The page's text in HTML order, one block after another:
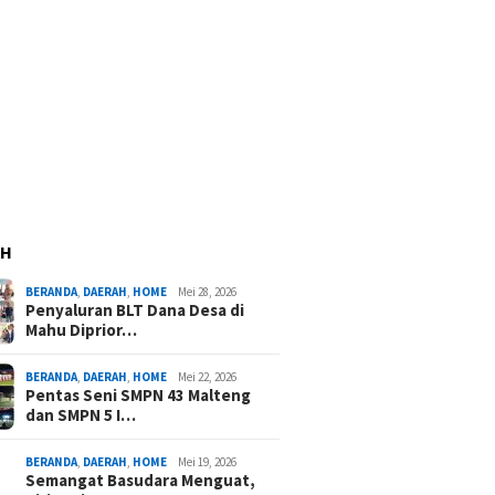
BERANDA DAERAH HOME Mei 28, 2026
Penyaluran BLT Dana Desa di
Mahu Diprior…
BERANDA DAERAH HOME Mei 22, 2026
Pentas Seni SMPN 43 Malteng
dan SMPN 5 I…
BERANDA DAERAH HOME Mei 19, 2026
Semangat Basudara Menguat,